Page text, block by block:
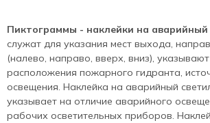
Пиктограммы - наклейки на аварийный
служат для указания мест выхода,
(налево, направо, вверх, вниз),
расположения пожарного гидранта,
освещения. Наклейка на аварийный
указывает на отличие аварийного
рабочих осветительных приборов.